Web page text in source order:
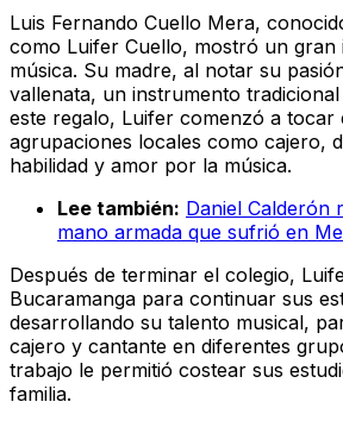
Luis Fernando Cuello Mera,
como Luifer Cuello, mostró un gran
música. Su madre, al notar su
vallenata, un instrumento
este regalo, Luifer comenzó a tocar
agrupaciones locales como cajero,
habilidad y amor por la música.
Lee también: Daniel Calderón
mano armada que sufrió en
Después de terminar el colegio,
Bucaramanga para continuar sus
desarrollando su talento musical,
cajero y cantante en diferentes
trabajo le permitió costear sus
familia.